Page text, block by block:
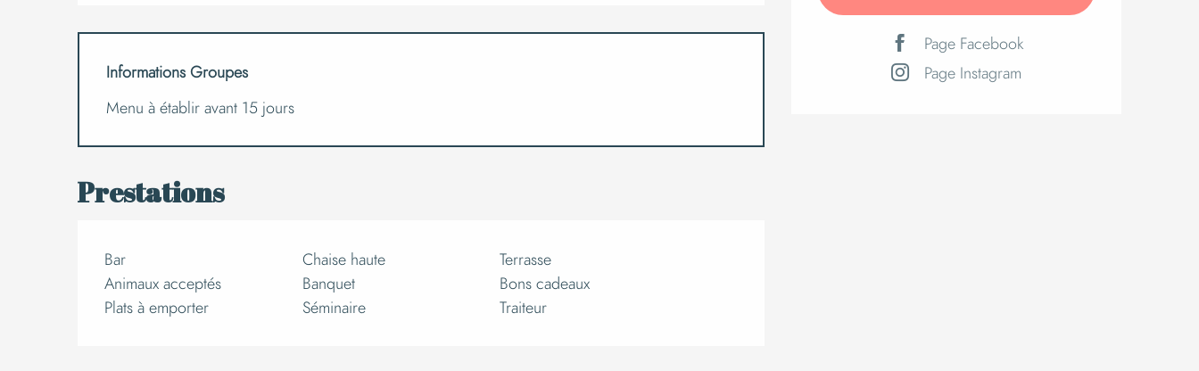
Page Facebook
Page Instagram
Informations Groupes
Menu à établir avant 15 jours
Prestations
Bar Chaise haute
Terrasse
Animaux acceptés
Banquet
Bons cadeaux
Plats à emporter
Séminaire Traiteur